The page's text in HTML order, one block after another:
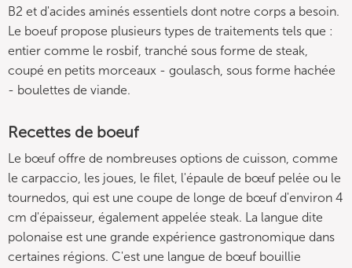
B2 et d'acides aminés essentiels dont notre corps a besoin.
Le boeuf propose plusieurs types de traitements tels que :
entier comme le rosbif, tranché sous forme de steak,
coupé en petits morceaux - goulasch, sous forme hachée
- boulettes de viande.
Recettes de boeuf
Le bœuf offre de nombreuses options de cuisson, comme
le carpaccio, les joues, le filet, l'épaule de bœuf pelée ou le
tournedos, qui est une coupe de longe de bœuf d'environ 4
cm d'épaisseur, également appelée steak. La langue dite
polonaise est une grande expérience gastronomique dans
certaines régions. C'est une langue de bœuf bouillie